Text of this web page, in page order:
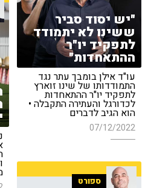
"יש יסוד סביר
ששינו לא יתמודד
לתפקיד יו"ר
ההתאחדות"
עו"ד אילן בומבך עתר נגד
התמודדותו של שינו זוארץ
לתפקיד יו"ר ההתאחדות
לכדורגל והעתירה התקבלה •
הוא הגיב לדברים
07/12/2022
ספורט